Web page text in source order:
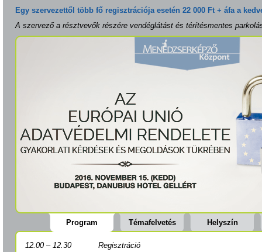
Egy szervezettől több fő regisztrációja esetén 22 000 Ft + áfa a
A szervező a résztvevők részére vendéglátást és térítésmentes
Program Témafelvetés Helyszín
12.00 – 12.30
Regisztráció